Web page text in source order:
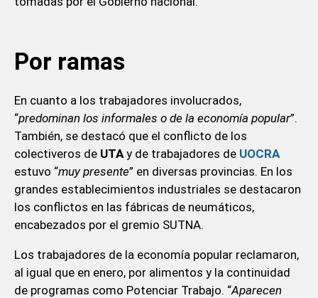
Por ramas
En cuanto a los trabajadores involucrados,
“predominan los informales o de la economía popular”.
También, se destacó que el conflicto de los
colectiveros de UTAy de trabajadores de UOCRA
estuvo “muy presente” en diversas provincias. En los
grandes establecimientos industriales se destacaron
los conflictos en las fábricas de neumáticos,
encabezados por el gremio SUTNA.
Los trabajadores de la economía popular reclamaron,
al igual que en enero, por alimentos y la continuidad
de programas como Potenciar Trabajo. “Aparecen